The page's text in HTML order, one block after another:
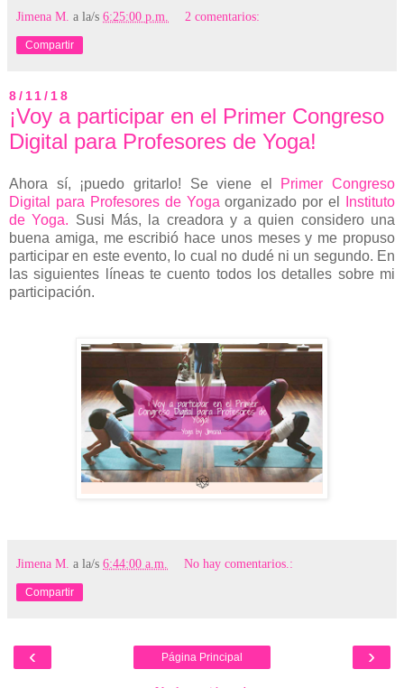
Jimena M. a la/s 6:25:00 p.m. 2 comentarios:
Compartir
8/11/18
¡Voy a participar en el Primer Congreso
Digital para Profesores de Yoga!
Ahora sí, ¡puedo gritarlo! Se viene el Primer Congreso
Digital para Profesores de Yogaorganizado por el
Instituto
de Yoga. Susi Más, la creadora y a quien considero una
buena amiga, me escribió hace unos meses y me propuso
participar en este evento, lo cual no dudé ni un segundo. En
las siguientes líneas te cuento todos los detalles sobre mi
participación.
Jimena M. a la/s 6:44:00 a.m. No hay comentarios.:
Compartir
‹ ›
Página Principal